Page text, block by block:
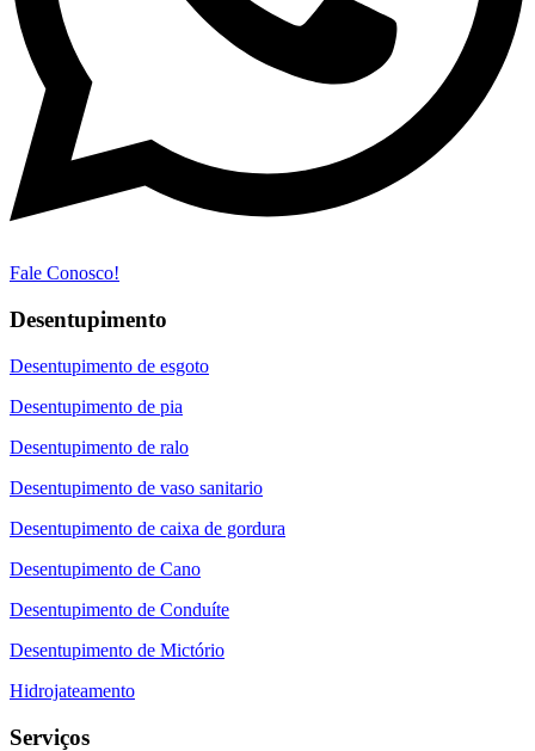
Fale Conosco!
Desentupimento
Desentupimento de esgoto
Desentupimento de pia
Desentupimento de ralo
Desentupimento de vaso sanitario
Desentupimento de caixa de gordura
Desentupimento de Cano
Desentupimento de Conduíte
Desentupimento de Mictório
Hidrojateamento
Serviços